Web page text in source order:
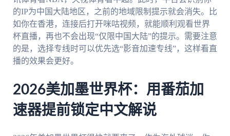
的IP为中国大陆地区，之前的地域限制提示就会消失。比
如你在香港，连接后打开咪咕视频，就能顺利观看世界
杯直播，再也不会出现“仅限中国大陆”的提示。需要注意
的是，选择专线时可以优先选“影音加速专线”，这样看直
播的效果会更好。
2026美加墨世界杯：用番茄加
速器提前锁定中文解说